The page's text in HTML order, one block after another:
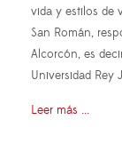
vida y estilos de
San Román,
Alcorcón, es
Universidad
Leer más ...